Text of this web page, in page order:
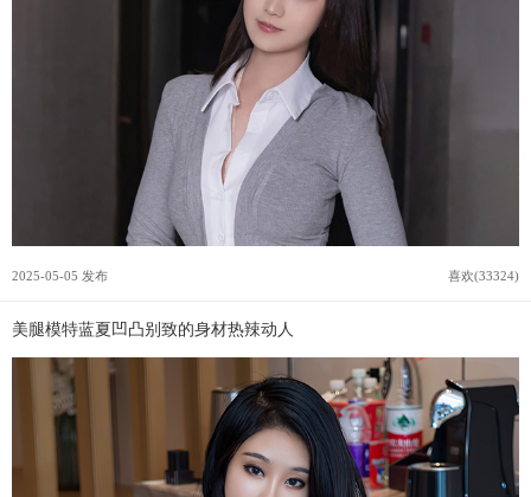
2025-05-05 发布 喜欢(33324)
美腿模特蓝夏凹凸别致的身材热辣动人